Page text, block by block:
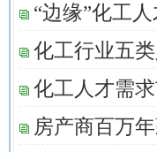
“边缘”化工
化工行业五
化工人才需
房产商百万